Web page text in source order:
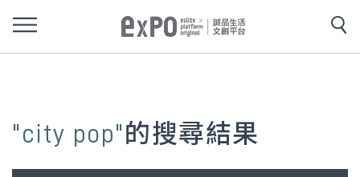
"city pop"的搜尋結果